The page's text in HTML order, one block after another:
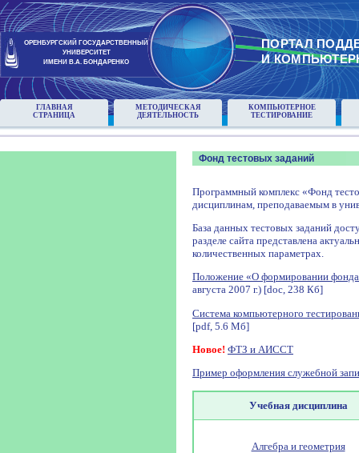
ОРЕНБУРГСКИЙ ГОСУДАРСТВЕННЫЙ
УНИВЕРСИТЕТ
ИМЕНИ В.А. БОНДАРЕНКО
ПОРТАЛ
И
ГЛАВНАЯ
СТРАНИЦА
МЕТОДИЧЕСКАЯ
ДЕЯТЕЛЬНОСТЬ
КОМПЬЮТЕРНОЕ
ТЕСТИРОВАНИЕ
Фонд тестовых заданий
Программный комплекс «Фонд
дисциплинам, преподаваемым в
База данных тестовых заданий
разделе сайта представлена
количественных параметрах.
Положение «О формировании фонда
августа 2007 г.) [doc, 238 Кб]
Система компьютерного
[pdf, 5.6 Мб]
Новое! ФТЗ и АИССТ
Пример оформления служебной
Учебная дисциплина
Алгебра и геометрия